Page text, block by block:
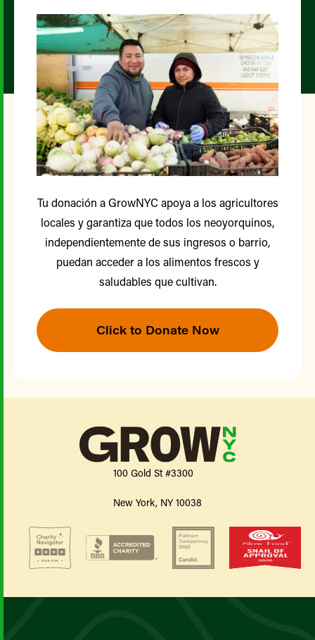
Tu donación a GrowNYC apoya a los agricultores
locales y garantiza que todos los neoyorquinos,
independientemente de sus ingresos o barrio,
puedan acceder a los alimentos frescos y
saludables que cultivan.
Click to Donate Now
100 Gold St #3300
New York, NY 10038